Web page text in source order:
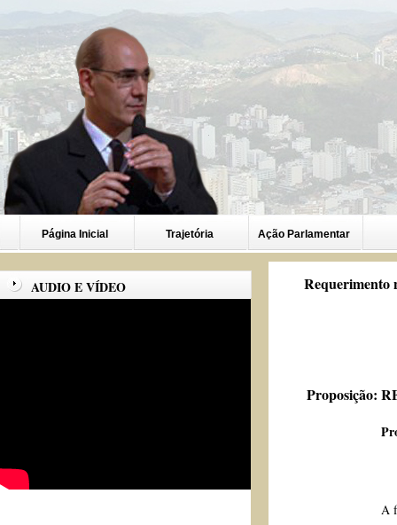
Página Inicial Trajetória Ação Parlamentar
AUDIO E VÍDEO Requerimento
Proposição:
A